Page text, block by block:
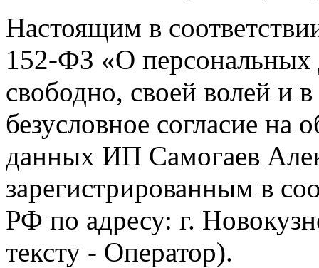
Настоящим в
152-ФЗ «О персональных
свободно, своей волей и
безусловное согласие на
данных ИП Самогаев
зарегистрированным в
РФ по адресу: г.
тексту - Оператор).